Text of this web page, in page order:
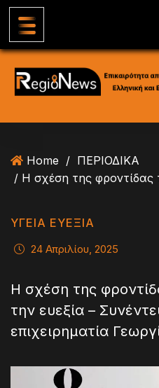
Home / ΠΕΡΙΟΔΙΚΑ
ΥΓΕΊΑ ΕΥΕΞΊΑ
24 Απριλίου, 2025
Η σχέση της
την ευεξία –
επιχειρηματία